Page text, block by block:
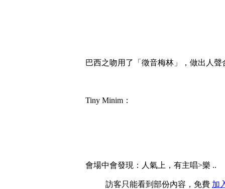
巴西之吻用了「徵音梅林」，做出人聲
Tiny Minim：
會場中會發現：人氣上，有主唱>樂 ..
訪客只能看到部份內容，免費 加